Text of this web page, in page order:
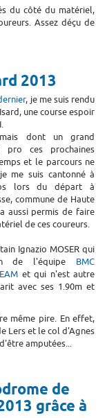
du côté du matériel,
Assez déçu de
2013
, je me suis rendu
une course espoir
dont un grand
pro ces prochaines
et le parcours ne
me suis cantonné à
lors du départ à
commune de Haute
aussi permis de faire
de ces coureurs.
Ignazio MOSER qui
de l'équipe BMC
et qui n'est autre
avec ses 1.90m et
même pire. En effet,
Lers et le col d'Agnes
amputées...
de
grâce à